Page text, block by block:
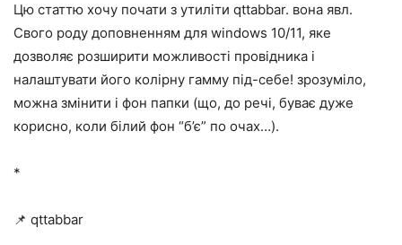
Цю статтю хочу почати з утиліти qttabbar. вона явл.
Свого роду доповненням для windows 10/11, яке
дозволяє розширити можливості провідника і
налаштувати його колірну гамму під-себе! зрозуміло,
можна змінити і фон папки (що, до речі, буває дуже
корисно, коли білий фон “б’є” по очах…).
*
📌 qttabbar